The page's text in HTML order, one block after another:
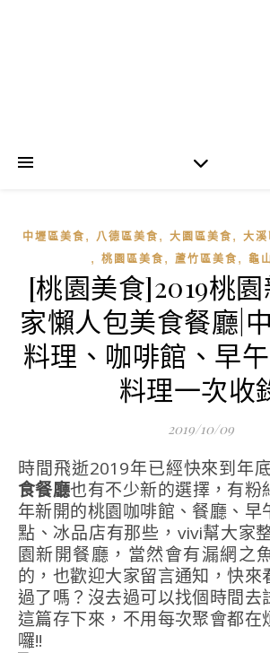
中壢區美食 , 八德區美食 , 大園區美食 , 大溪
, 桃園區美食 , 蘆竹區美食 , 龜
[桃園美食]2019桃
家懶人包美食餐廳|
料理、咖啡館、早
料理一次收
2019/10/09
時間飛逝2019年已經快來到年
食餐廳也有不少新的選擇，有粉
年新開的桃園咖啡館、餐廳、早
點、冰品店有那些，vivi幫大家
園新開餐廳，當然會有漏網之
的，也歡迎大家留言通知，快來
過了嗎？沒去過可以找個時間去
這篇存下來，不用每次聚會都在
囉!!